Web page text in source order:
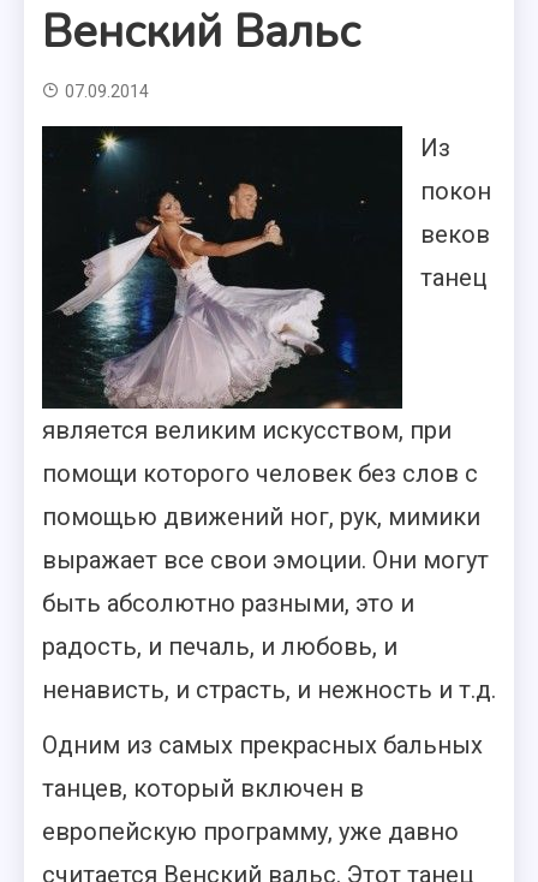
Венский Вальс
07.09.2014
Из
покон
веков
танец
является великим искусством, при
помощи которого человек без слов с
помощью движений ног, рук, мимики
выражает все свои эмоции. Они могут
быть абсолютно разными, это и
радость, и печаль, и любовь, и
ненависть, и страсть, и нежность и т.д.
Одним из самых прекрасных бальных
танцев, который включен в
европейскую программу, уже давно
считается Венский вальс. Этот танец